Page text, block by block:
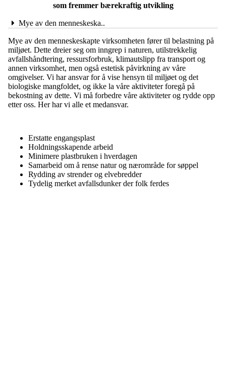
som fremmer bærekraftig utvikling
Mye av den menneskeska..
Mye av den menneskeskapte virksomheten fører til belastning på
miljøet. Dette dreier seg om inngrep i naturen, utilstrekkelig
avfallshåndtering, ressursforbruk, klimautslipp fra transport og
annen virksomhet, men også estetisk påvirkning av våre
omgivelser. Vi har ansvar for å vise hensyn til miljøet og det
biologiske mangfoldet, og ikke la våre aktiviteter foregå på
bekostning av dette. Vi må forbedre våre aktiviteter og rydde opp
etter oss. Her har vi alle et medansvar.
Erstatte engangsplast
Holdningsskapende arbeid
Minimere plastbruken i hverdagen
Samarbeid om å rense natur og nærområde for søppel
Rydding av strender og elvebredder
Tydelig merket avfallsdunker der folk ferdes